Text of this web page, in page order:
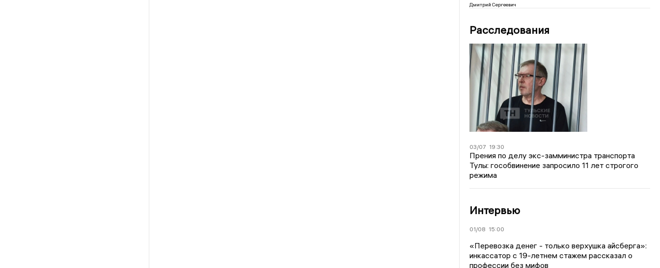
Дмитрий Сергеевич
Расследования
03/07 19:30
Прения по делу экс-замминистра транспорта
Тулы: гособвинение запросило 11 лет строгого
режима
Интервью
01/08 15:00
«Перевозка денег - только верхушка айсберга»:
инкассатор с 19-летнем стажем рассказал о
профессии без мифов